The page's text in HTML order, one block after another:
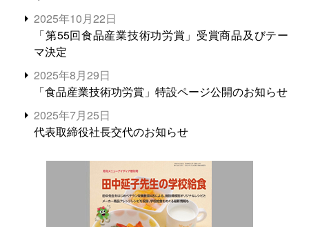
2025年10月22日
「第55回食品産業技術功労賞」受賞商品及びテー
マ決定
2025年8月29日
「食品産業技術功労賞」特設ページ公開のお知らせ
2025年7月25日
代表取締役社長交代のお知らせ